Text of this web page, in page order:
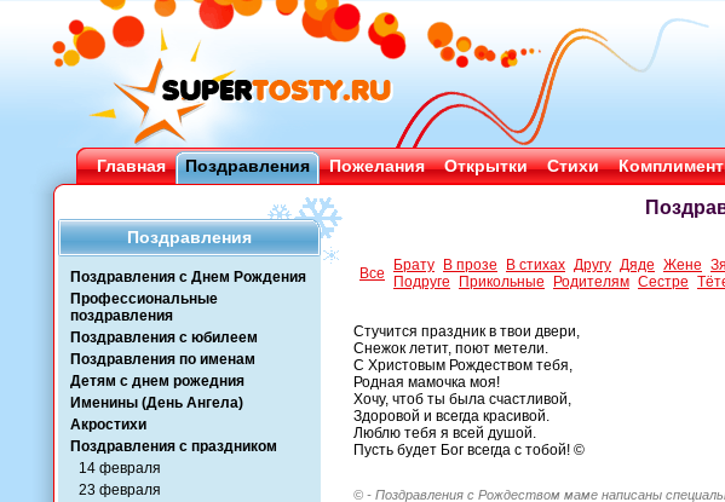
Главная Поздравления Пожелания Открытки Стихи
Поздравления
Поздравления с Днем Рождения
Профессиональные
поздравления
Поздравления с юбилеем
Поздравления по именам
Детям с днем рожедния
Именины (День Ангела)
Акростихи
Поздравления с праздником
14 февраля
23 февраля
Все Брату В прозе В стихах Другу Дяде Жене
Подруге
Прикольные Родителям Сестре
Стучится праздник в твои двери,
Снежок летит, поют метели.
С Христовым Рождеством тебя,
Родная мамочка моя!
Хочу, чтоб ты была счастливой,
Здоровой и всегда красивой.
Люблю тебя я всей душой.
Пусть будет Бог всегда с тобой! ©
© - Поздравления с Рождеством маме написаны